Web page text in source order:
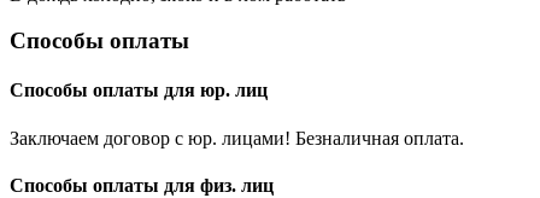
Способы оплаты
Способы оплаты для юр. лиц
Заключаем договор с юр. лицами! Безналичная оплата.
Способы оплаты для физ. лиц